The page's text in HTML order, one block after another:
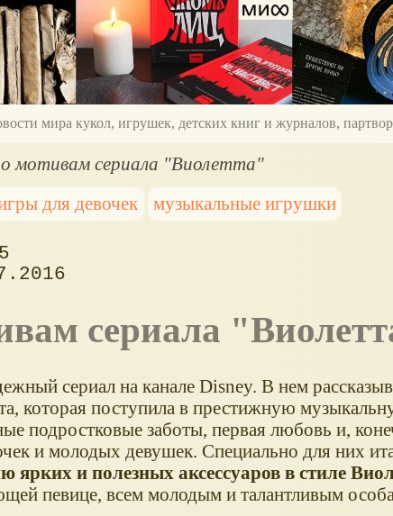
мира кукол, игрушек, детских книг и журналов,
мотивам сериала "Виолетта"
для девочек музыкальные игрушки
сериала
сериал на канале Disney. В нем
которая поступила в престижную
подростковые заботы, первая любовь и,
и молодых девушек. Специально для них
ярких и полезных аксессуаров в стиле
певице, всем молодым и талантливым